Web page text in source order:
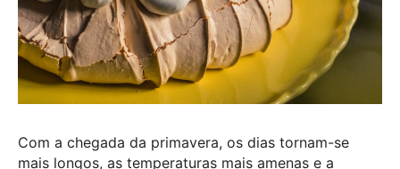
Com a chegada da primavera, os dias tornam-se
mais longos, as temperaturas mais amenas e a